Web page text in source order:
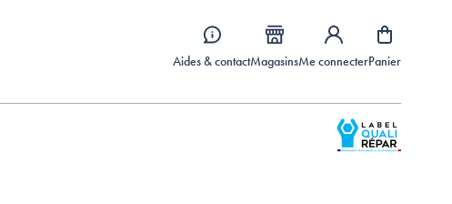
Aides & contactMagasinsMe connecterPanier